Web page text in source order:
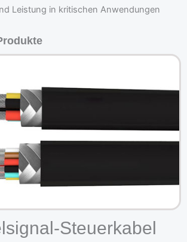
Leistung in kritischen Anwendungen
Steuerkabel